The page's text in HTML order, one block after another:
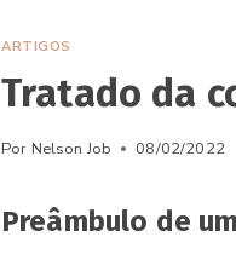
ARTIGOS
Tratado da
Por Nelson Job 08/02/2022
Preâmbulo de